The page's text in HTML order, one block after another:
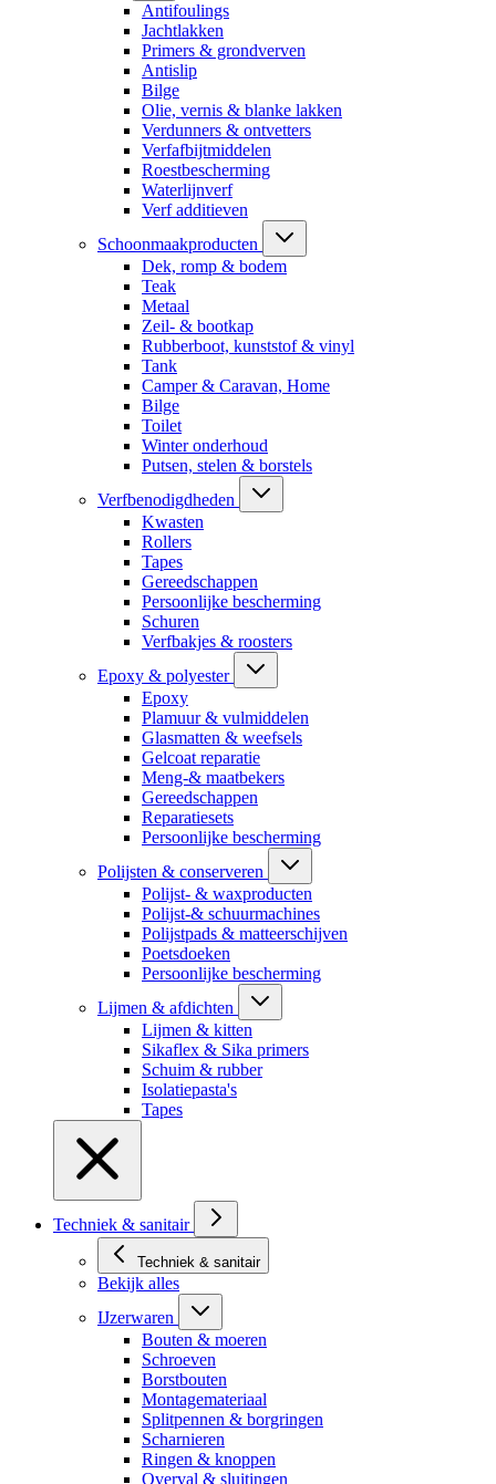
Antifoulings
Jachtlakken
Primers & grondverven
Antislip
Bilge
Olie, vernis & blanke lakken
Verdunners & ontvetters
Verfafbijtmiddelen
Roestbescherming
Waterlijnverf
Verf additieven
Schoonmaakproducten
Dek, romp & bodem
Teak
Metaal
Zeil- & bootkap
Rubberboot, kunststof & vinyl
Tank
Camper & Caravan, Home
Bilge
Toilet
Winter onderhoud
Putsen, stelen & borstels
Verfbenodigdheden
Kwasten
Rollers
Tapes
Gereedschappen
Persoonlijke bescherming
Schuren
Verfbakjes & roosters
Epoxy & polyester
Epoxy
Plamuur & vulmiddelen
Glasmatten & weefsels
Gelcoat reparatie
Meng-& maatbekers
Gereedschappen
Reparatiesets
Persoonlijke bescherming
Polijsten & conserveren
Polijst- & waxproducten
Polijst-& schuurmachines
Polijstpads & matteerschijven
Poetsdoeken
Persoonlijke bescherming
Lijmen & afdichten
Lijmen & kitten
Sikaflex & Sika primers
Schuim & rubber
Isolatiepasta's
Tapes
Techniek & sanitair
Techniek & sanitair
Bekijk alles
IJzerwaren
Bouten & moeren
Schroeven
Borstbouten
Montagemateriaal
Splitpennen & borgringen
Scharnieren
Ringen & knoppen
Overval & sluitingen